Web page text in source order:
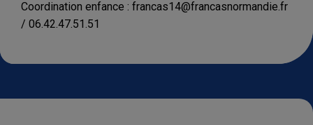
Coordination enfance : francas14@francasnormandie.fr
/ 06.42.47.51.51